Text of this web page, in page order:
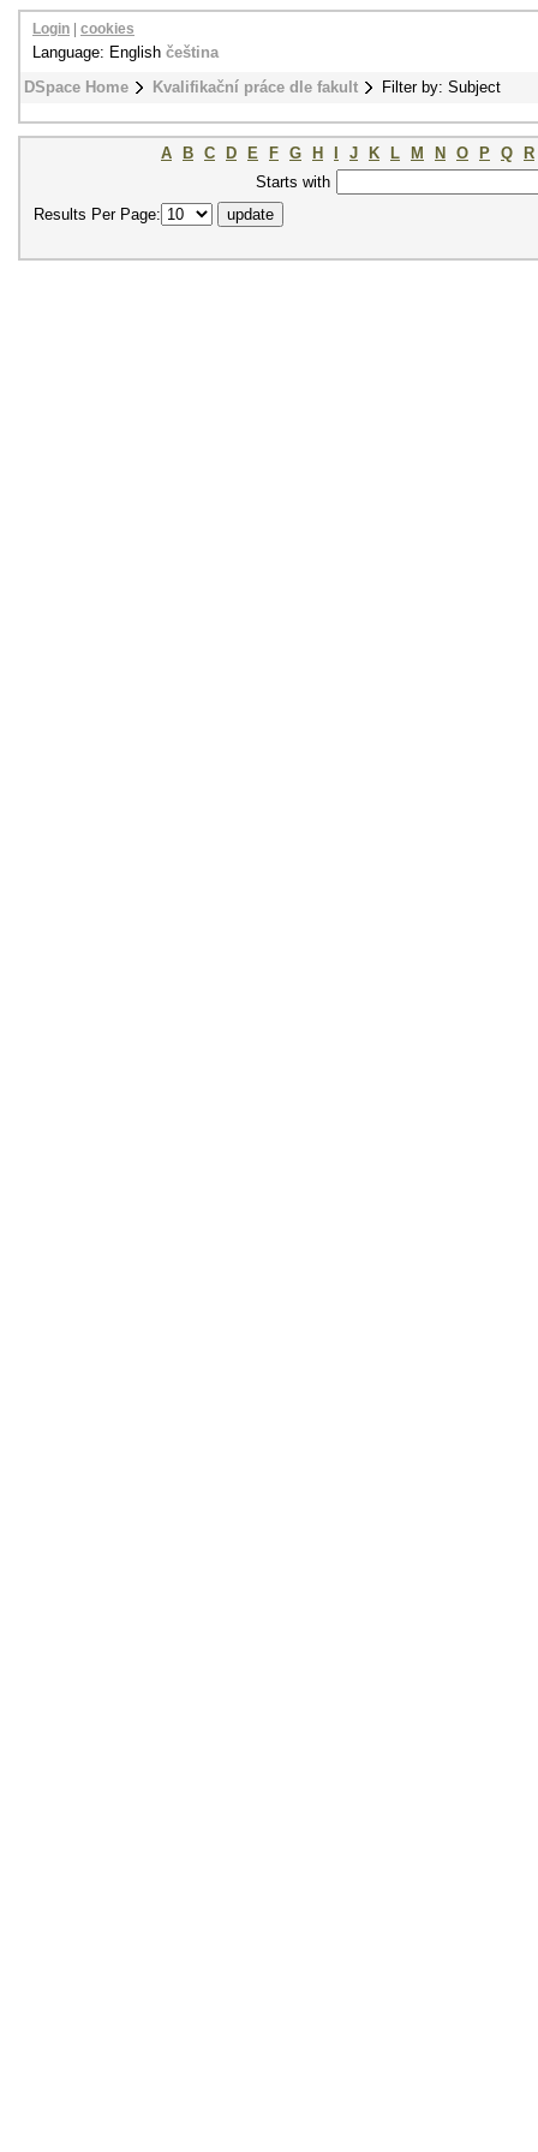
DSpace Home Kvalifikační práce dle fakult Filter by: Subject
Login cookies
Language: English čeština
A B C D E F G H J K L M N O P Q
R
Starts with
Results Per Page: